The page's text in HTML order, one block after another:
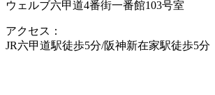
ウェルブ六甲道4番街一番館103号室
アクセス：
JR六甲道駅徒歩5分/阪神新在家駅徒歩5分